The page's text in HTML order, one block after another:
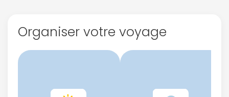
Organiser votre voyage